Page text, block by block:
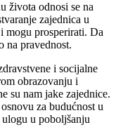
života odnosi se na
zajednica u
mogu prosperirati. Da
na pravednost.
i socijalne
obrazovanju i
su nam jake zajednice.
za budućnost u
u poboljšanju